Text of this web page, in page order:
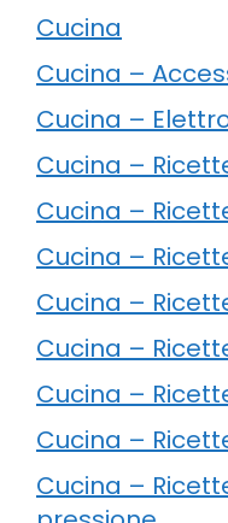
Cucina
Cucina –
Cucina –
Cucina –
Cucina –
Cucina –
Cucina –
Cucina –
Cucina –
Cucina –
Cucina –